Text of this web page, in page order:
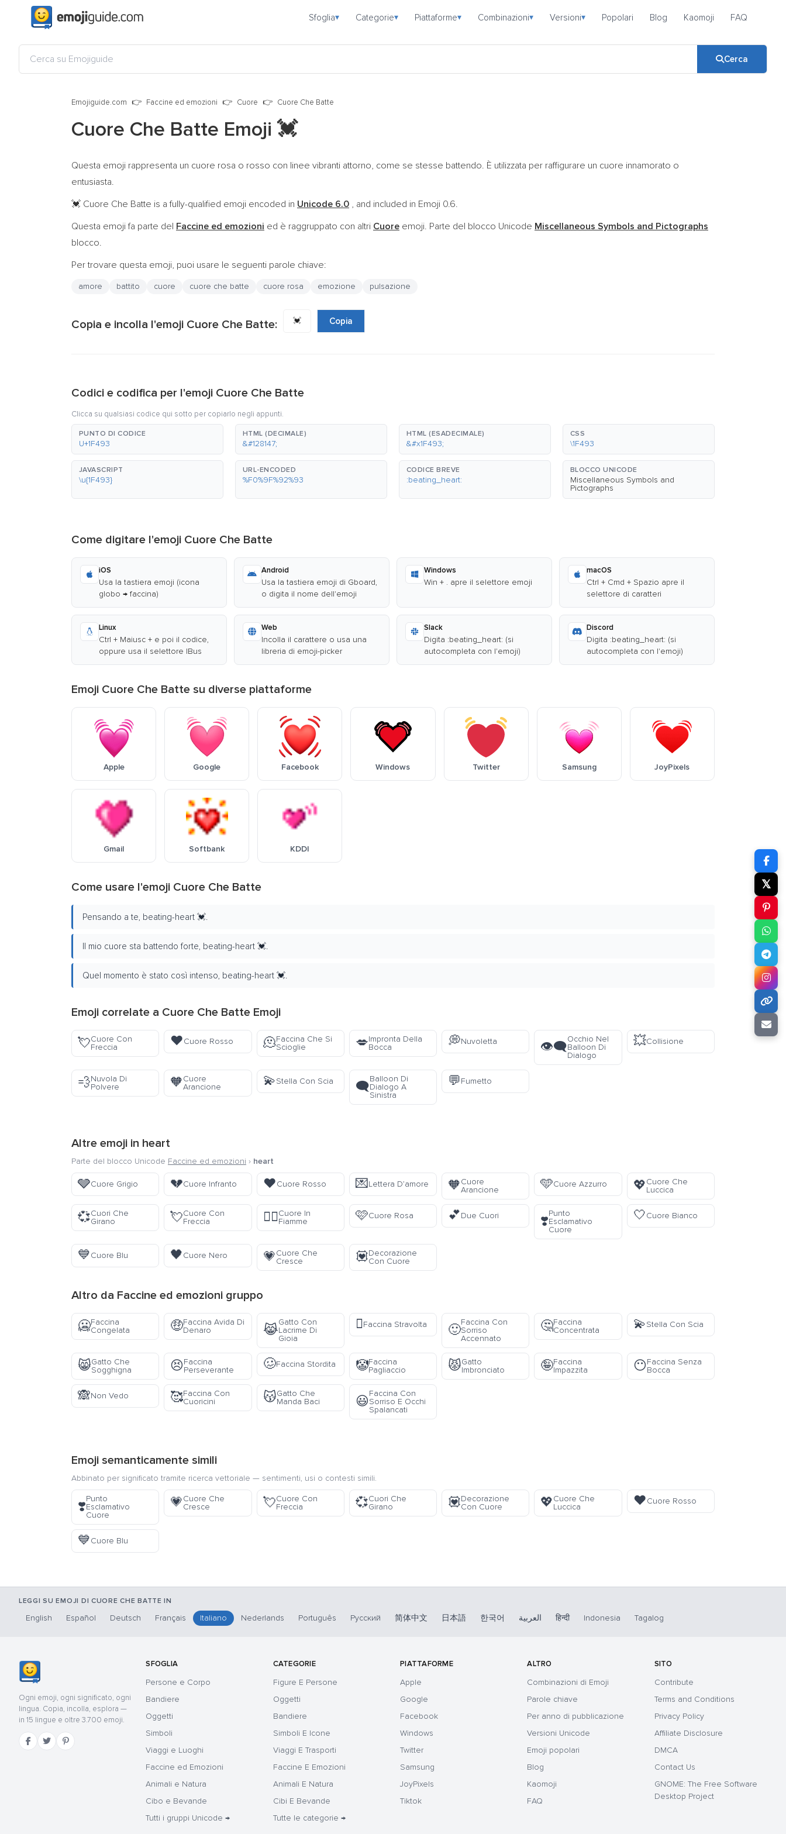
Sfoglia▾ Categorie▾ Piattaforme▾ Combinazioni▾ Versioni▾ Popolari Blog Kaomoji FAQ
Cerca
Emojiguide.com Faccine ed emozioni Cuore Cuore Che Batte
Cuore Che Batte Emoji 💓
Questa emoji rappresenta un cuore rosa o rosso con linee vibranti attorno, come se stesse battendo. È utilizzata per raffigurare un cuore innamorato o
entusiasta.
💓 Cuore Che Batte is a fully-qualified emoji encoded in Unicode 6.0 , and included in Emoji 0.6.
Questa emoji fa parte del Faccine ed emozioni ed è raggruppato con altri Cuore emoji. Parte del blocco Unicode Miscellaneous Symbols and Pictographs
blocco.
Per trovare questa emoji, puoi usare le seguenti parole chiave:
amore battito cuore cuore che batte cuore rosa emozione pulsazione
Copia e incolla l'emoji Cuore Che Batte: 💓 Copia
Codici e codifica per l'emoji Cuore Che Batte
Clicca su qualsiasi codice qui sotto per copiarlo negli appunti.
PUNTO DI CODICE
U+1F493
HTML (DECIMALE)
&#128147;
HTML (ESADECIMALE)
&#x1F493;
CSS
\1F493
JAVASCRIPT
\u{1F493}
URL-ENCODED
%F0%9F%92%93
CODICE BREVE
:beating_heart:
BLOCCO UNICODE
Miscellaneous Symbols and
Pictographs
Come digitare l'emoji Cuore Che Batte
iOS
Usa la tastiera emoji (icona
globo → faccina)
Android
Usa la tastiera emoji di Gboard,
o digita il nome dell'emoji
Windows
Win + . apre il selettore emoji
macOS
Ctrl + Cmd + Spazio apre il
selettore di caratteri
Linux
Ctrl + Maiusc + e poi il codice,
oppure usa il selettore IBus
Web
Incolla il carattere o usa una
libreria di emoji-picker
Slack
Digita :beating_heart: (si
autocompleta con l'emoji)
Discord
Digita :beating_heart: (si
autocompleta con l'emoji)
Emoji Cuore Che Batte su diverse piattaforme
Apple Google Facebook Windows Twitter Samsung JoyPixels
Gmail Softbank KDDI
Come usare l'emoji Cuore Che Batte
Pensando a te, beating-heart 💓.
Il mio cuore sta battendo forte, beating-heart 💓.
Quel momento è stato così intenso, beating-heart 💓.
Emoji correlate a Cuore Che Batte Emoji
💘Cuore Con
Freccia
❤️Cuore Rosso 🫠Faccina Che Si
Scioglie
💋Impronta Della
Bocca
💭Nuvoletta 👁️‍🗨️
Occhio Nel
Balloon Di
Dialogo
💥Collisione
💨Nuvola Di
Polvere
🧡Cuore
Arancione
💫Stella Con Scia 🗨️
Balloon Di
Dialogo A
Sinistra
💬Fumetto
Altre emoji in heart
Parte del blocco Unicode Faccine ed emozioni › heart
🩶Cuore Grigio 💔Cuore Infranto ❤️Cuore Rosso 💌Lettera D’amore 🧡Cuore
Arancione
🩵Cuore Azzurro 💖Cuore Che
Luccica
💞Cuori Che
Girano
💘Cuore Con
Freccia
❤️‍🔥Cuore In
Fiamme
🩷Cuore Rosa 💕Due Cuori ❣️
Punto
Esclamativo
Cuore
🤍Cuore Bianco
💙Cuore Blu 🖤Cuore Nero 💗Cuore Che
Cresce
💟Decorazione
Con Cuore
Altro da Faccine ed emozioni gruppo
🥶Faccina
Congelata
🤑Faccina Avida Di
Denaro
😹
Gatto Con
Lacrime Di
Gioia
🫪Faccina Stravolta 🙂
Faccina Con
Sorriso
Accennato
🤔Faccina
Concentrata
💫Stella Con Scia
😸Gatto Che
Sogghigna
😣Faccina
Perseverante
🥴Faccina Stordita 🤡Faccina
Pagliaccio
😾Gatto
Imbronciato
🤪Faccina
Impazzita
😶Faccina Senza
Bocca
🙈Non Vedo 🥰Faccina Con
Cuoricini
😽Gatto Che
Manda Baci
😃
Faccina Con
Sorriso E Occhi
Spalancati
Emoji semanticamente simili
Abbinato per significato tramite ricerca vettoriale — sentimenti, usi o contesti simili.
❣️
Punto
Esclamativo
Cuore
💗Cuore Che
Cresce
💘Cuore Con
Freccia
💞Cuori Che
Girano
💟Decorazione
Con Cuore
💖Cuore Che
Luccica
❤️Cuore Rosso
💙Cuore Blu
𝕏
LEGGI SU EMOJI DI CUORE CHE BATTE IN
English Español Deutsch Français Italiano Nederlands Português Русский 简体中文 日本語 한국어 العربية हिन्दी Indonesia Tagalog
Ogni emoji, ogni significato, ogni
lingua. Copia, incolla, esplora —
in 15 lingue e oltre 3.700 emoji.
SFOGLIA
Persone e Corpo
Bandiere
Oggetti
Simboli
Viaggi e Luoghi
Faccine ed Emozioni
Animali e Natura
Cibo e Bevande
Tutti i gruppi Unicode →
CATEGORIE
Figure E Persone
Oggetti
Bandiere
Simboli E Icone
Viaggi E Trasporti
Faccine E Emozioni
Animali E Natura
Cibi E Bevande
Tutte le categorie →
PIATTAFORME
Apple
Google
Facebook
Windows
Twitter
Samsung
JoyPixels
Tiktok
ALTRO
Combinazioni di Emoji
Parole chiave
Per anno di pubblicazione
Versioni Unicode
Emoji popolari
Blog
Kaomoji
FAQ
SITO
Contribute
Terms and Conditions
Privacy Policy
Affiliate Disclosure
DMCA
Contact Us
GNOME: The Free Software
Desktop Project